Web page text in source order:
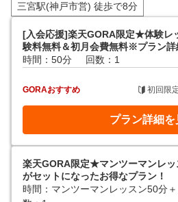
三宮駅(神戸市営) 徒歩で8分
[入会応援]楽天GORA限定★体験レ
験料無料＆初月会費無料※プラン詳
時間：50分
回数：1
GORAおすすめ 初回限
プラン詳細を
楽天GORA限定★マンツーマンレッ
がセットになったお得なプラン！
時間：マンツーマンレッスン50分